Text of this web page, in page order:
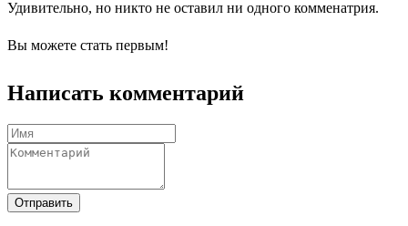
Удивительно, но никто не оставил ни одного комменатрия.
Вы можете стать первым!
Написать комментарий
Отправить